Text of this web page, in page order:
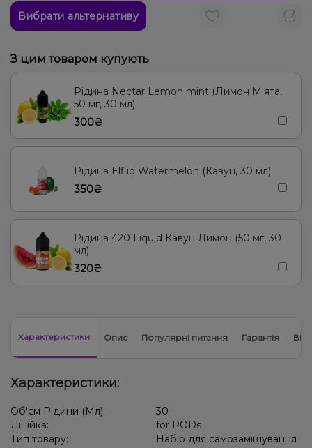
Мандарин Тютюн Яблуко Груша/Дюшес
Суниця М'ята, Яблуко Вишня/Черешня, Смородина
Абрикос Чорниця/Лохина Лід/Холодок, Малина
Вибрати альтернативу
З цим товаром купують
Рідина Nectar Lemon mint (Лимон М'ята,
50 мг, 30 мл)
300₴
Рідина Elfliq Watermelon (Кавун, 30 мл)
350₴
Рідина 420 Liquid Кавун Лимон (50 мг, 30
мл)
320₴
Характеристики Опис Популярні питання Гарантія
Характеристики:
Об'єм Рідини (Мл):
30
Лінійка:
for PODs
Тип товару:
Набір для самозамішування